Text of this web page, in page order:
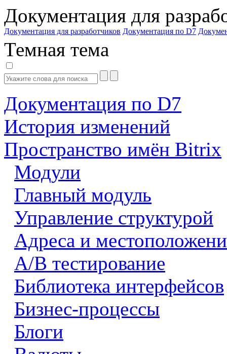
Документация для
Документация для разработчиков Документация по D7
Темная тема
Документация по D7
История изменений
Пространство имён Bitrix
Модули
Главный модуль
Управление структурой
Адреса и
А/В тестирование
Библиотека интерфейсов
Бизнес-процессы
Блоги